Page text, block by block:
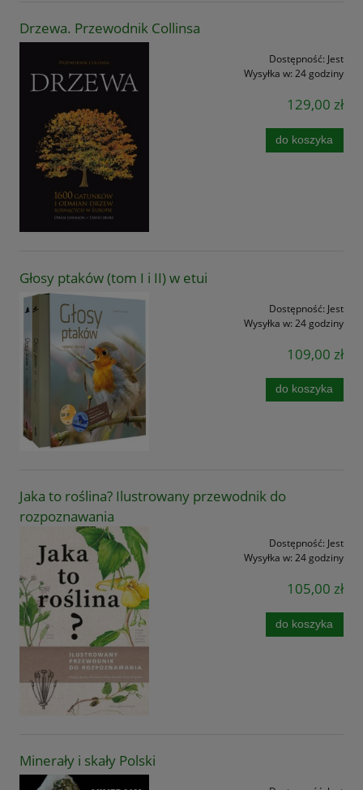
Drzewa. Przewodnik Collinsa
Dostępność: Jest
Wysyłka w: 24 godziny
129,00 zł
do koszyka
Głosy ptaków (tom I i II) w etui
Dostępność: Jest
Wysyłka w: 24 godziny
109,00 zł
do koszyka
Jaka to roślina? Ilustrowany przewodnik do
rozpoznawania
Dostępność: Jest
Wysyłka w: 24 godziny
105,00 zł
do koszyka
Minerały i skały Polski